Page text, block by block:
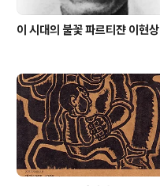
이 시대의 불꽃 파르티쟌 이현상